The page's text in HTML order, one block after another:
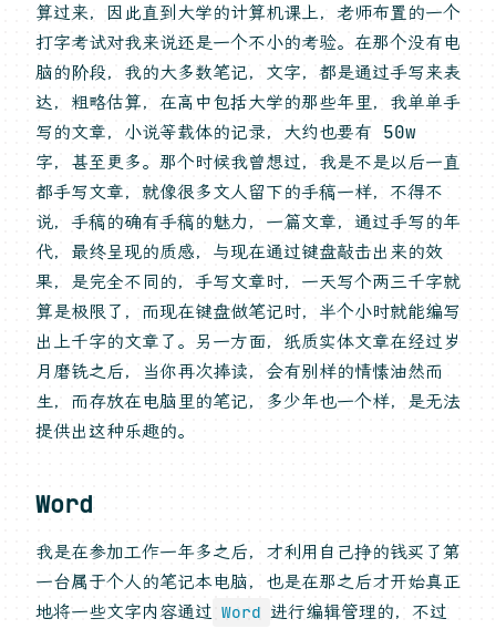
算过来，因此直到大学的计算机课上，老师布置的一个
打字考试对我来说还是一个不小的考验。在那个没有电
脑的阶段，我的大多数笔记，文字，都是通过手写来表
达，粗略估算，在高中包括大学的那些年里，我单单手
写的文章，小说等载体的记录，大约也要有 50w
字，甚至更多。那个时候我曾想过，我是不是以后一直
都手写文章，就像很多文人留下的手稿一样，不得不
说，手稿的确有手稿的魅力，一篇文章，通过手写的年
代，最终呈现的质感，与现在通过键盘敲击出来的效
果，是完全不同的，手写文章时，一天写个两三千字就
算是极限了，而现在键盘做笔记时，半个小时就能编写
出上千字的文章了。另一方面，纸质实体文章在经过岁
月磨铣之后，当你再次捧读，会有别样的情愫油然而
生，而存放在电脑里的笔记，多少年也一个样，是无法
提供出这种乐趣的。
Word
我是在参加工作一年多之后，才利用自己挣的钱买了第
一台属于个人的笔记本电脑，也是在那之后才开始真正
地将一些文字内容通过 Word 进行编辑管理的，不过